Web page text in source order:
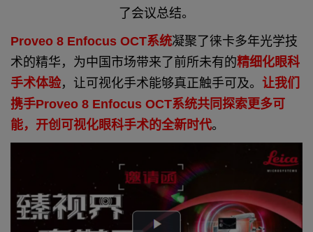
了会议总结。
Proveo 8 Enfocus OCT系统凝聚了徕卡多年光学技
术的精华，为中国市场带来了前所未有的精细化眼科
手术体验，让可视化手术能够真正触手可及。 让我们
携手Proveo 8 Enfocus OCT系统共同探索更多可
能，开创可视化眼科手术的全新时代。